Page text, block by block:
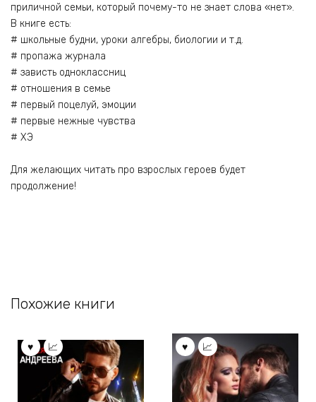
приличной семьи, который почему-то не знает слова «нет».
В книге есть:
# школьные будни, уроки алгебры, биологии и т.д.
# пропажа журнала
# зависть одноклассниц
# отношения в семье
# первый поцелуй, эмоции
# первые нежные чувства
# ХЭ
Для желающих читать про взрослых героев будет
продолжение!
Похожие книги